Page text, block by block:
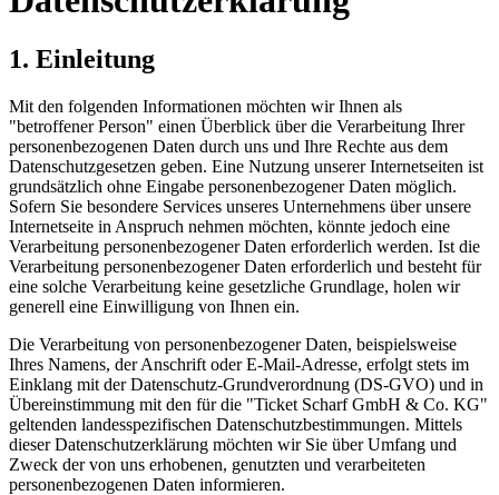
1. Einleitung
Mit den folgenden Informationen möchten wir Ihnen als
"betroffener Person" einen Überblick über die Verarbeitung Ihrer
personenbezogenen Daten durch uns und Ihre Rechte aus dem
Datenschutzgesetzen geben. Eine Nutzung unserer Internetseiten ist
grundsätzlich ohne Eingabe personenbezogener Daten möglich.
Sofern Sie besondere Services unseres Unternehmens über unsere
Internetseite in Anspruch nehmen möchten, könnte jedoch eine
Verarbeitung personenbezogener Daten erforderlich werden. Ist die
Verarbeitung personenbezogener Daten erforderlich und besteht für
eine solche Verarbeitung keine gesetzliche Grundlage, holen wir
generell eine Einwilligung von Ihnen ein.
Die Verarbeitung von personenbezogener Daten, beispielsweise
Ihres Namens, der Anschrift oder E-Mail-Adresse, erfolgt stets im
Einklang mit der Datenschutz-Grundverordnung (DS-GVO) und in
Übereinstimmung mit den für die "Ticket Scharf GmbH & Co. KG"
geltenden landesspezifischen Datenschutzbestimmungen. Mittels
dieser Datenschutzerklärung möchten wir Sie über Umfang und
Zweck der von uns erhobenen, genutzten und verarbeiteten
personenbezogenen Daten informieren.